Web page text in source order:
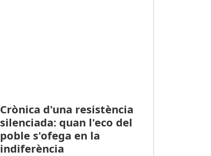
Crònica d'una resistència
silenciada: quan l'eco del
poble s'ofega en la
indiferència